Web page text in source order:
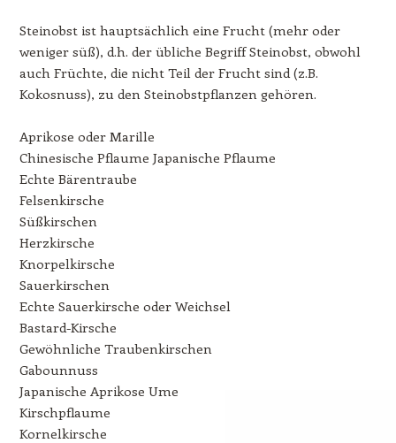
Steinobst ist hauptsächlich eine Frucht (mehr oder
weniger süß), d.h. der übliche Begriff Steinobst, obwohl
auch Früchte, die nicht Teil der Frucht sind (z.B.
Kokosnuss), zu den Steinobstpflanzen gehören.
Aprikose oder Marille
Chinesische Pflaume Japanische Pflaume
Echte Bärentraube
Felsenkirsche
Süßkirschen
Herzkirsche
Knorpelkirsche
Sauerkirschen
Echte Sauerkirsche oder Weichsel
Bastard-Kirsche
Gewöhnliche Traubenkirschen
Gabounnuss
Japanische Aprikose Ume
Kirschpflaume
Kornelkirsche